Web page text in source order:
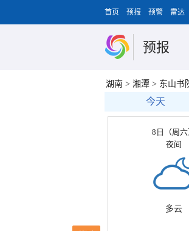
首页 预报 预警 雷达
预报
湖南 > 湘潭 > 东山书
今天
8日（周六
夜间
多云